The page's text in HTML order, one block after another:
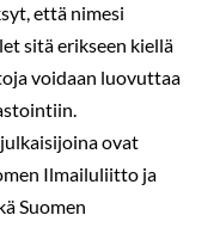
että nimesi
sitä erikseen kiellä
voidaan luovuttaa
ovat
Ilmailuliitto ja
Suomen